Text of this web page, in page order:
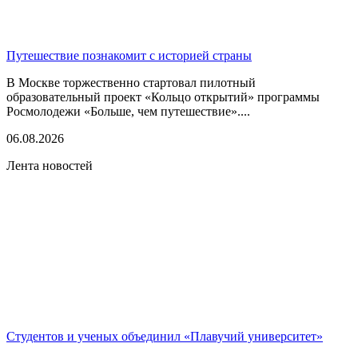
Путешествие познакомит с историей страны
В Москве торжественно стартовал пилотный
образовательный проект «Кольцо открытий» программы
Росмолодежи «Больше, чем путешествие»....
06.08.2026
Лента новостей
Студентов и ученых объединил «Плавучий университет»